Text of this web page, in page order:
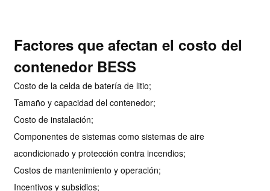
Factores que afectan el costo del
contenedor BESS
Costo de la celda de batería de litio;
Tamaño y capacidad del contenedor;
Costo de instalación;
Componentes de sistemas como sistemas de aire
acondicionado y protección contra incendios;
Costos de mantenimiento y operación;
Incentivos y subsidios;